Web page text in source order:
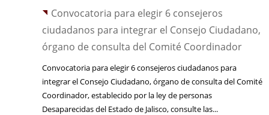
Convocatoria para elegir 6 consejeros
ciudadanos para integrar el Consejo Ciudadano,
órgano de consulta del Comité Coordinador
Convocatoria para elegir 6 consejeros ciudadanos para
integrar el Consejo Ciudadano, órgano de consulta del Comité
Coordinador, establecido por la ley de personas
Desaparecidas del Estado de Jalisco, consulte las...